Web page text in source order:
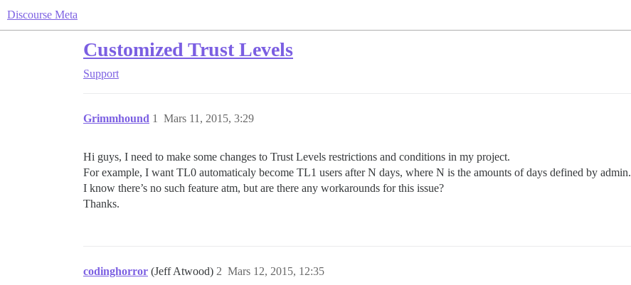
Discourse Meta
Customized Trust Levels
Support
Grimmhound Mars 11, 2015, 3:29
1
Hi guys, I need to make some changes to Trust Levels restrictions and conditions in my project.
For example, I want TL0 automaticaly become TL1 users after N days, where N is the amounts of days defined by admin.
I know there’s no such feature atm, but are there any workarounds for this issue?
Thanks.
codinghorror (Jeff Atwood) Mars 12, 2015, 12:35
2